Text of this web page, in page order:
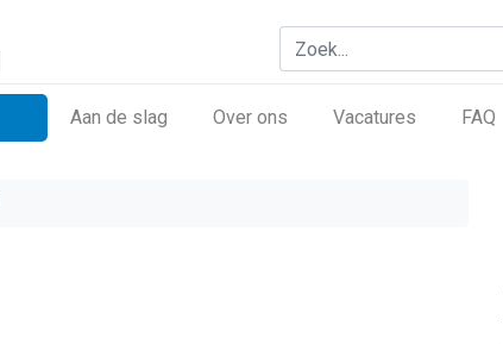
​Aan de slag Over ons Vacatures FAQ